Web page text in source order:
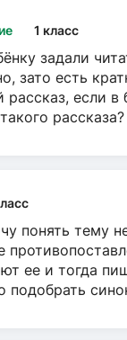
1 класс
задали
зато есть
рассказ, если
рассказа?
понять тему
ее и тогда
подобрать